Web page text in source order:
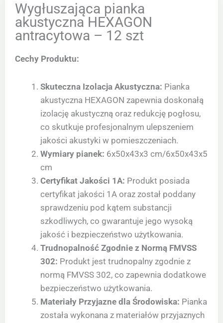
Wygłuszająca pianka
akustyczna HEXAGON
antracytowa – 12 szt
Cechy Produktu:
Skuteczna Izolacja Akustyczna: Pianka
akustyczna HEXAGON zapewnia doskonałą
izolację akustyczną oraz redukcję pogłosu,
co skutkuje profesjonalnym ulepszeniem
jakości akustyki w pomieszczeniach.
Wymiary pianek: 6x50x43x3 cm/6x50x43x5
cm
Certyfikat Jakości 1A: Produkt posiada
certyfikat jakości 1A oraz został poddany
sprawdzeniu pod kątem substancji
szkodliwych, co gwarantuje jego wysoką
jakość i bezpieczeństwo użytkowania.
Trudnopalność Zgodnie z Normą FMVSS
302: Produkt jest trudnopalny zgodnie z
normą FMVSS 302, co zapewnia dodatkowe
bezpieczeństwo użytkowania.
Materiały Przyjazne dla Środowiska: Pianka
została wykonana z materiałów przyjaznych